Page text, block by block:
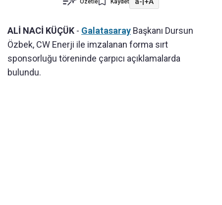
Özetle Kaydet
ALİ NACİ KÜÇÜK - Galatasaray Başkanı Dursun
Özbek, CW Enerji ile imzalanan forma sırt
sponsorluğu töreninde çarpıcı açıklamalarda
bulundu.